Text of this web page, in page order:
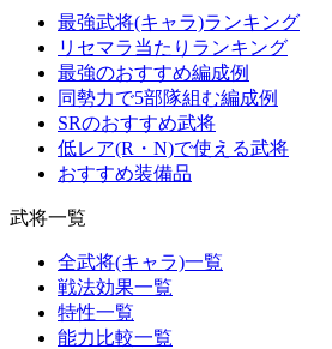
最強武将(キャラ)ランキング
リセマラ当たりランキング
最強のおすすめ編成例
同勢力で5部隊組む編成例
SRのおすすめ武将
低レア(R・N)で使える武将
おすすめ装備品
武将一覧
全武将(キャラ)一覧
戦法効果一覧
特性一覧
能力比較一覧